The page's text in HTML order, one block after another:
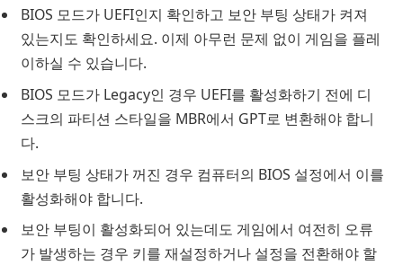
BIOS 모드가 UEFI인지 확인하고 보안 부팅 상태가 켜져
있는지도 확인하세요. 이제 아무런 문제 없이 게임을 플레
이하실 수 있습니다.
BIOS 모드가 Legacy인 경우 UEFI를 활성화하기 전에 디
스크의 파티션 스타일을 MBR에서 GPT로 변환해야 합니
다.
보안 부팅 상태가 꺼진 경우 컴퓨터의 BIOS 설정에서 이를
활성화해야 합니다.
보안 부팅이 활성화되어 있는데도 게임에서 여전히 오류
가 발생하는 경우 키를 재설정하거나 설정을 전환해야 할